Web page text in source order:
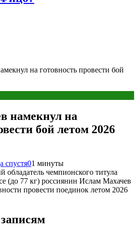
на готовность провести бой
намекнул на
бой летом 2026
спустя01 минуты
обладатель чемпионского титула
(до 77 кг) россиянин Ислам Махачев
провести поединок летом 2026